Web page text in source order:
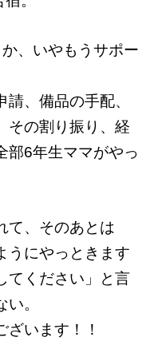
、いやもうサポー
、備品の手配、
その割り振り、経
部6年生ママがやっ
て、そのあとは
うにやっときます
てください」と言
。
います！！